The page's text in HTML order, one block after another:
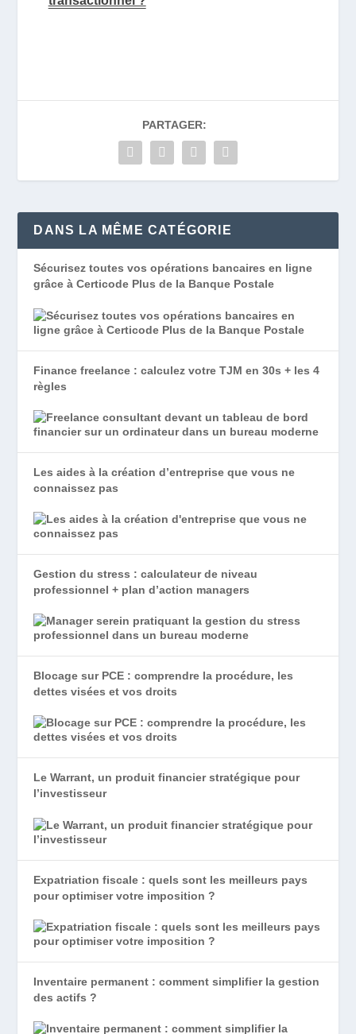
PARTAGER:
DANS LA MÊME CATÉGORIE
Sécurisez toutes vos opérations bancaires en ligne
grâce à Certicode Plus de la Banque Postale
Finance freelance : calculez votre TJM en 30s + les 4
règles
Les aides à la création d’entreprise que vous ne
connaissez pas
Gestion du stress : calculateur de niveau
professionnel + plan d’action managers
Blocage sur PCE : comprendre la procédure, les
dettes visées et vos droits
Le Warrant, un produit financier stratégique pour
l’investisseur
Expatriation fiscale : quels sont les meilleurs pays
pour optimiser votre imposition ?
Inventaire permanent : comment simplifier la gestion
des actifs ?